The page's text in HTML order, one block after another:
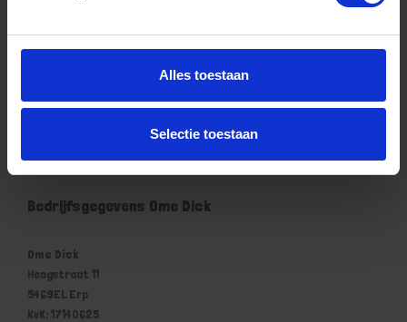
Alles toestaan
Selectie toestaan
Klantenservice Ome Dick
Winkelwagen
Bedrijfsgegevens Ome Dick
Ome Dick
Hoogstraat 11
5469EL Erp
KvK: 17140625